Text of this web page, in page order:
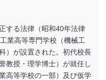
する法律（昭和40年法律
業高等専門学校（機械工
）が設置された。初代校長
教授・理学博士）が就任し
高等学校の一部）及び仮学